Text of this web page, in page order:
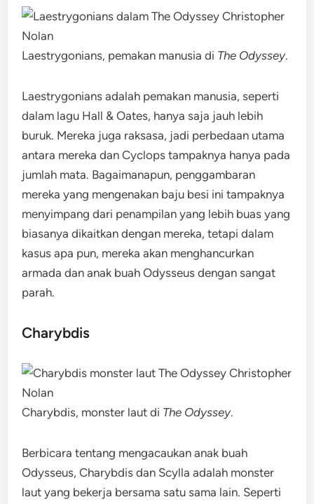
Laestrygonians, pemakan manusia di The Odyssey.
Laestrygonians adalah pemakan manusia, seperti
dalam lagu Hall & Oates, hanya saja jauh lebih
buruk. Mereka juga raksasa, jadi perbedaan utama
antara mereka dan Cyclops tampaknya hanya pada
jumlah mata. Bagaimanapun, penggambaran
mereka yang mengenakan baju besi ini tampaknya
menyimpang dari penampilan yang lebih buas yang
biasanya dikaitkan dengan mereka, tetapi dalam
kasus apa pun, mereka akan menghancurkan
armada dan anak buah Odysseus dengan sangat
parah.
Charybdis
Charybdis, monster laut di The Odyssey.
Berbicara tentang mengacaukan anak buah
Odysseus, Charybdis dan Scylla adalah monster
laut yang bekerja bersama satu sama lain. Seperti